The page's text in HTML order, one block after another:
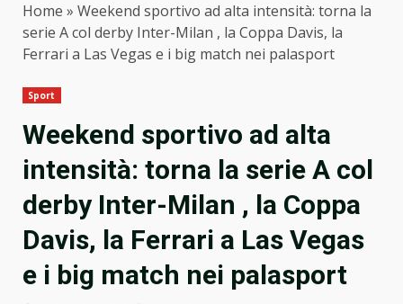
Home » Weekend sportivo ad alta intensità: torna la
serie A col derby Inter-Milan , la Coppa Davis, la
Ferrari a Las Vegas e i big match nei palasport
Sport
Weekend sportivo ad alta
intensità: torna la serie A col
derby Inter-Milan , la Coppa
Davis, la Ferrari a Las Vegas
e i big match nei palasport